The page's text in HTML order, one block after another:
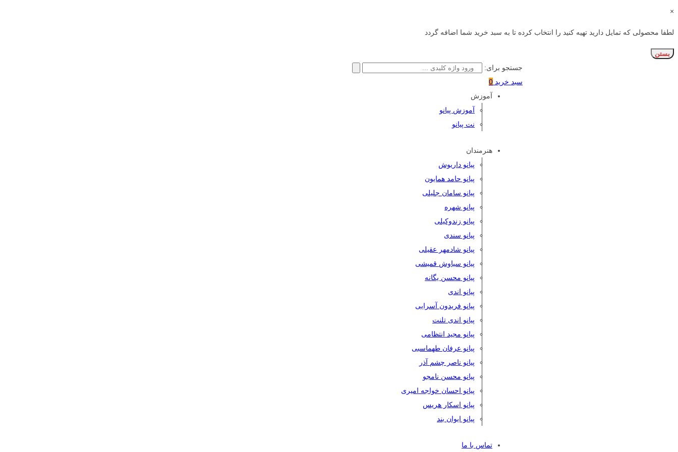
×
لطفا محصولی که تمایل دارید تهیه کنید را انتخاب کرده تا به سبد خرید شما اضافه گردد
بستن
جستجو برای:
سبد خرید 0
آموزش
آموزش پیانو
نت پیانو
هنرمندان
پیانو داریوش
پیانو حامد همایون
پیانو سامان جلیلی
پیانو شهره
پیانو زندوکیلی
پیانو سندی
پیانو شادمهر عقیلی
پیانو سیاوش قمیشی
پیانو محسن یگانه
پیانو اندی
پیانو فریدون آسرایی
پیانو اندی تلنت
پیانو مجید انتظامی
پیانو عرفان طهماسبی
پیانو ناصر چشم آذر
پیانو محسن نامجو
پیانو احسان خواجه امیری
پیانو اسکار هریس
پیانو ایوان بند
تماس با ما